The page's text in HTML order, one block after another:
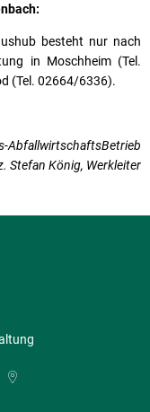
besteht nur nach
in Moschheim (Tel.
(Tel. 02664/6336).
AbfallwirtschaftsBetrieb
Stefan König, Werkleiter